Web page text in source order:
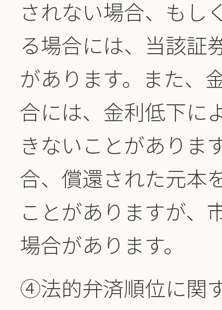
されない場合、もし
る場合には、当該証
があります。また、
合には、金利低下に
きないことがありま
合、償還された元本
ことがありますが、
場合があります。
④法的弁済順位に関